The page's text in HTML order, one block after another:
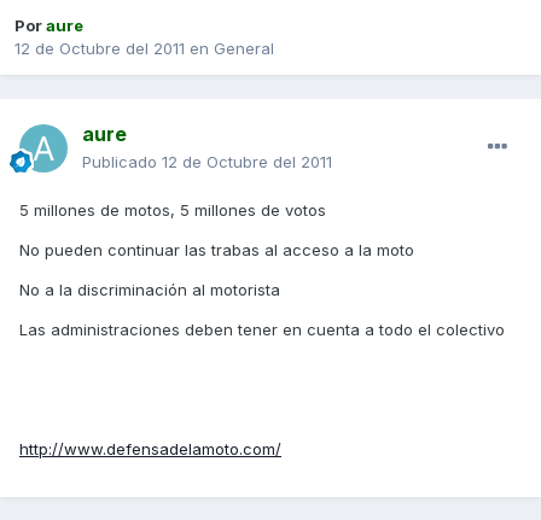
Poraure
12 de Octubre del 2011 en General
aure
Publicado 12 de Octubre del 2011
5 millones de motos, 5 millones de votos
No pueden continuar las trabas al acceso a la moto
No a la discriminación al motorista
Las administraciones deben tener en cuenta a todo el colectivo
http://www.defensadelamoto.com/